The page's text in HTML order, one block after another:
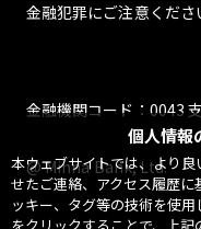
個人情報
本ウェブサイトでは、より
せたご連絡、アクセス履歴
ッキー、タグ等の技術を使
金融犯罪にご注意くださ
金融機関コード：0043
@ Minna Bank, Ltd.